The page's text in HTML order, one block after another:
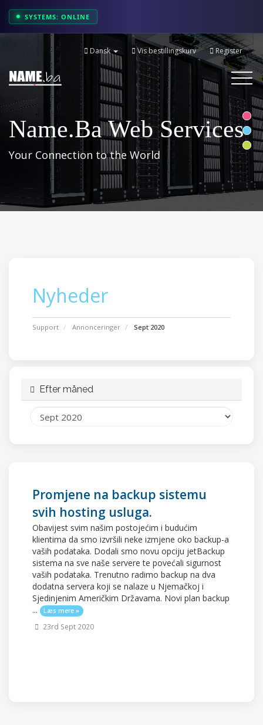
SYSTEMS: ONLINE
Dansk Vis bestillingskurv Register
Toggle
Name.ba Web Services
Your Connection to the World
Nyheder
Support Annonceringer Sept 2020
Efter måned
Promjene na backup sistemu
svih hosting usluga.
Obavijest svim našim postojećim i budućim
klientima da smo izvršili neke izmjene oko backup-a
vaših podataka. Dodali smo novu opciju jetBackup
sistema na sve naše servere te povećali sigurnost
vaših podataka. Trenutno radimo backup na dva
dodatna servera koji se nalaze u Njemačkoj i
Sjedinjenim Američkim Državama. Novi plan backup
...
Læs mere »
23rd Sept 2020